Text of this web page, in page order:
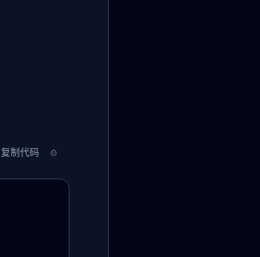
复制代码